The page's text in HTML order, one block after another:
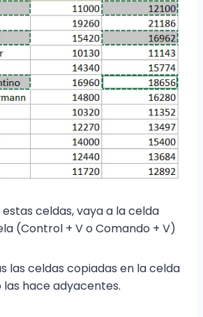
celdas, vaya a la celda
(Control + V o Comando + V)
las celdas copiadas en la celda
hace adyacentes.